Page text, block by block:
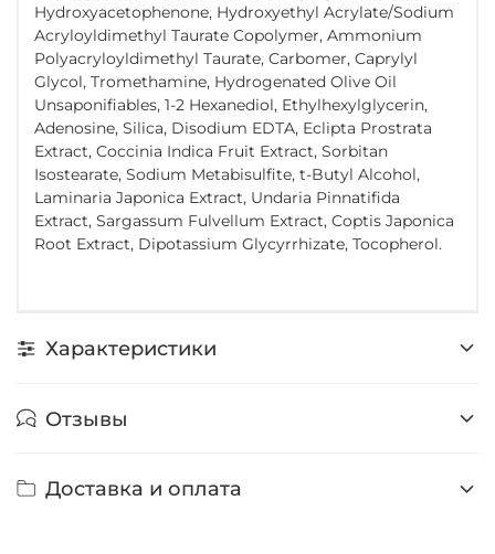
Hydroxyacetophenone, Hydroxyethyl Acrylate/Sodium
Acryloyldimethyl Taurate Copolymer, Ammonium
Polyacryloyldimethyl Taurate, Carbomer, Caprylyl
Glycol, Tromethamine, Hydrogenated Olive Oil
Unsaponifiables, 1-2 Hexanediol, Ethylhexylglycerin,
Adenosine, Silica, Disodium EDTA, Eclipta Prostrata
Extract, Coccinia Indica Fruit Extract, Sorbitan
Isostearate, Sodium Metabisulfite, t-Butyl Alcohol,
Laminaria Japonica Extract, Undaria Pinnatifida
Extract, Sargassum Fulvellum Extract, Coptis Japonica
Root Extract, Dipotassium Glycyrrhizate, Tocopherol.
Характеристики
Отзывы
Доставка и оплата